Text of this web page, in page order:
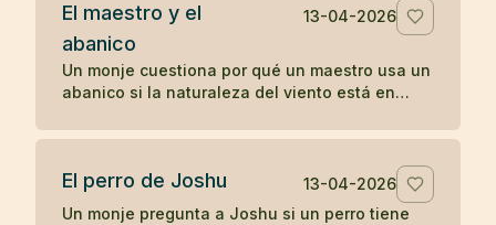
El maestro y el
abanico
13-04-2026
Un monje cuestiona por qué un maestro usa un
abanico si la naturaleza del viento está en
cotidiano en enseñanza zen.
El perro de Joshu
13-04-2026
Un monje pregunta a Joshu si un perro tiene